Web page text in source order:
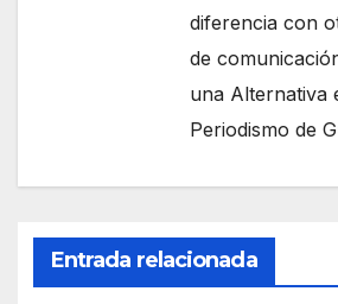
diferencia con
de
una Alternativa
Periodismo de
Entrada relacionada